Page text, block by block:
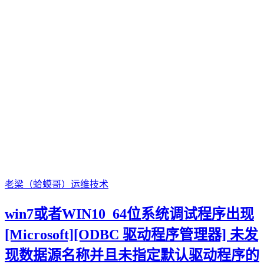
老梁（蛤蟆哥） 运维技术
win7或者WIN10_64位系统调试程序出现
[Microsoft][ODBC 驱动程序管理器] 未发
现数据源名称并且未指定默认驱动程序的